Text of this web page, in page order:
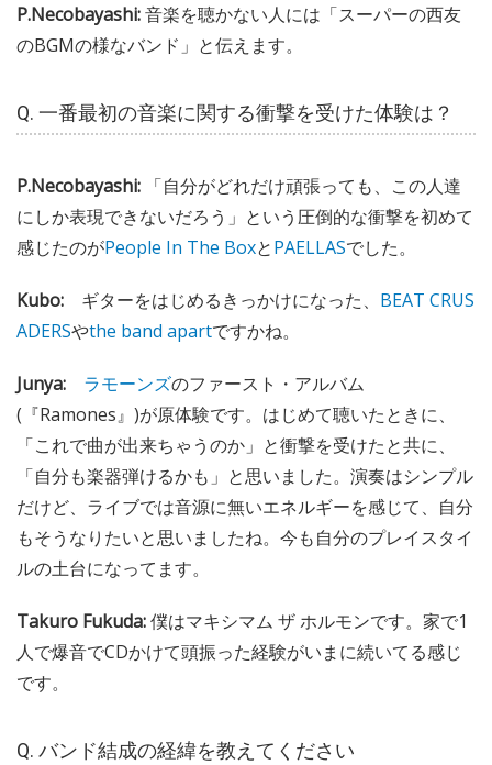
P.Necobayashi:音楽を聴かない人には「スーパーの西友
のBGMの様なバンド」と伝えます。
Q. 一番最初の音楽に関する衝撃を受けた体験は？
P.Necobayashi: 「自分がどれだけ頑張っても、この人達
にしか表現できないだろう」という圧倒的な衝撃を初めて
感じたのがPeople In The BoxとPAELLASでした。
Kubo: ギターをはじめるきっかけになった、 BEAT CRUS
ADERSやthe band apartですかね。
Junya: ラモーンズのファースト・アルバム
(『Ramones』)が原体験です。はじめて聴いたときに、
「これで曲が出来ちゃうのか」と衝撃を受けたと共に、
「自分も楽器弾けるかも」と思いました。演奏はシンプル
だけど、ライブでは音源に無いエネルギーを感じて、自分
もそうなりたいと思いましたね。今も自分のプレイスタイ
ルの土台になってます。
Takuro Fukuda:僕はマキシマム ザ ホルモンです。家で1
人で爆音でCDかけて頭振った経験がいまに続いてる感じ
です。
Q. バンド結成の経緯を教えてください